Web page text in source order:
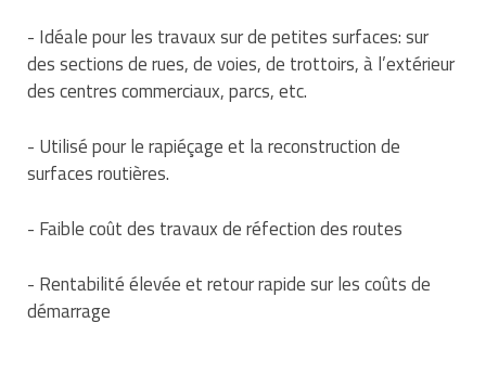
Ustensile cuisine professionnel
Vêtements personnalisés
Vitrines pour magasin
Traitement des eaux
Transformateur électrique
Tubes et profilés
Tuyau flexible
Tuyau galvanisé
Tapis de bureau
Tapis et caillebotis
Traitement du linge
Vestiaires et casiers
Equipements de karting
Equipements pour roller
Equipements pour skateboard
Equipements pour stade et terrain
sportif
Pétrin professionnel
Piano de cuisson
Pompes à sauce
Portes commandes restaurant
Présentoir pour restaurant
Réchaud professionnel
- Idéale pour les travaux sur de petites surfaces: sur
des sections de rues, de voies, de trottoirs, à l’extérieur
des centres commerciaux, parcs, etc.
- Utilisé pour le rapiéçage et la reconstruction de
surfaces routières.
- Faible coût des travaux de réfection des routes
- Rentabilité élevée et retour rapide sur les coûts de
démarrage